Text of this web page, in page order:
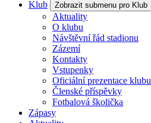
Klub Zobrazit submenu pro Klub
Aktuality
O klubu
Návštěvní řád stadionu
Zázemí
Kontakty
Vstupenky
Oficiální prezentace klubu
Členské příspěvky
Fotbalová školička
Zápasy